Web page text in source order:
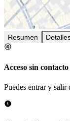
Resumen
Acceso sin contacto
Puedes entrar y salir